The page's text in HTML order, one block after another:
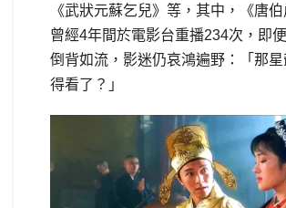
《武狀元蘇乞兒》等，其中，《唐伯
曾經4年間於電影台重播234次，即
倒背如流，影迷仍哀鴻遍野：「那
得看了？」